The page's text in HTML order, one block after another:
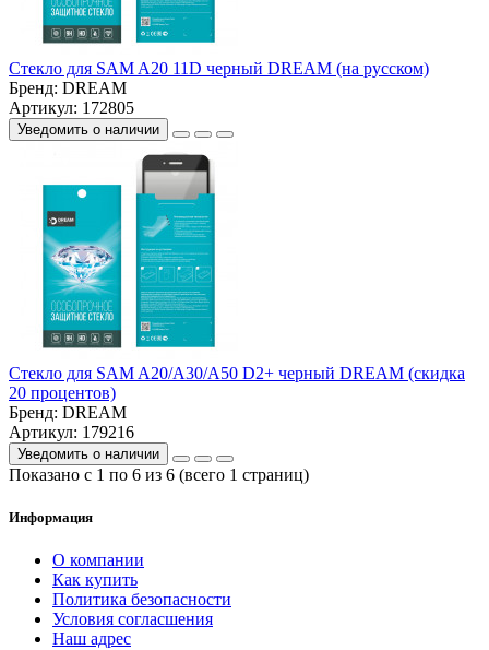
Стекло для SAM A20 11D черный DREAM (на русском)
Бренд: DREAM
Артикул: 172805
Уведомить о наличии
Стекло для SAM A20/A30/A50 D2+ черный DREAM (скидка
20 процентов)
Бренд: DREAM
Артикул: 179216
Уведомить о наличии
Показано с 1 по 6 из 6 (всего 1 страниц)
Информация
О компании
Как купить
Политика безопасности
Условия согласшения
Наш адрес